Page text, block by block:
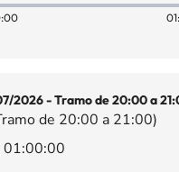
2026 - Tramo de 20:00 a
de 20:00 a 21:00)
01:00:00